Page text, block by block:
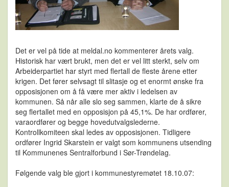
Det er vel på tide at meldal.no kommenterer årets valg.
Historisk har vært brukt, men det er vel litt sterkt, selv om
Arbeiderpartiet har styrt med flertall de fleste årene etter
krigen. Det fører selvsagt til slitasje og et enormt ønske fra
opposisjonen om å få være mer aktiv i ledelsen av
kommunen. Så når alle slo seg sammen, klarte de å sikre
seg flertallet med en opposisjon på 45,1%. De har ordfører,
varaordfører og begge hovedutvalgslederne.
Kontrollkomiteen skal ledes av opposisjonen. Tidligere
ordfører Ingrid Skarstein er valgt som kommunens utsending
til Kommunenes Sentralforbund i Sør-Trøndelag.
Følgende valg ble gjort i kommunestyremøtet 18.10.07: